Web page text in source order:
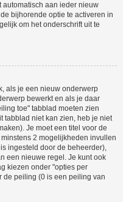
automatisch aan ieder nieuw
bijhorende optie te activeren in
om het onderschrift uit te
als je een nieuw onderwerp
bewerkt en als je daar
toe" tabblad moeten zien
tabblad niet kan zien, heb je niet
Je moet een titel voor de
2 mogelijkheden invullen
ingesteld door de beheerder),
een nieuwe regel. Je kunt ook
kiezen onder "opties per
de peiling (0 is een peiling van